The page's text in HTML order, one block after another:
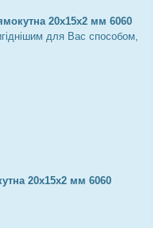
20х15х2 мм 6060
для Вас способом,
20х15х2 мм 6060